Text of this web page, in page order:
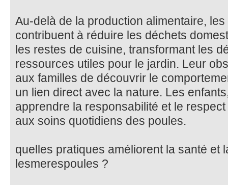
Au-delà de la production alimentaire,
contribuent à réduire les déchets
les restes de cuisine, transformant les
ressources utiles pour le jardin. Leur
aux familles de découvrir le
un lien direct avec la nature. Les
apprendre la responsabilité et le
aux soins quotidiens des poules.
quelles pratiques améliorent la santé et
lesmerespoules ?